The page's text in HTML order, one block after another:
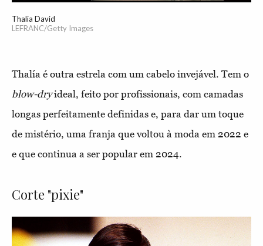
Thalia David
LEFRANC/Getty Images
Thalía é outra estrela com um cabelo invejável. Tem o
blow-dryideal, feito por profissionais, com camadas
longas perfeitamente definidas e, para dar um toque
de mistério, uma franja que voltou à moda em 2022 e
e que continua a ser popular em 2024.
Corte "pixie"